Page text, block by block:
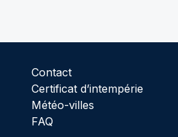
Contact
Certificat d’intempérie
Météo-villes
FAQ